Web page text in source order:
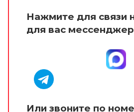
Нажмите для связи
для вас мессенджер
Или звоните по